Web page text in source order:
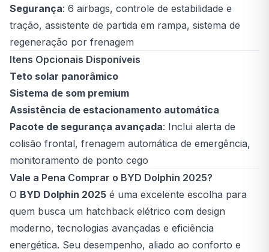
Segurança: 6 airbags, controle de estabilidade e
tração, assistente de partida em rampa, sistema de
regeneração por frenagem
Itens Opcionais Disponíveis
Teto solar panorâmico
Sistema de som premium
Assistência de estacionamento automática
Pacote de segurança avançada: Inclui alerta de
colisão frontal, frenagem automática de emergência,
monitoramento de ponto cego
Vale a Pena Comprar o BYD Dolphin 2025?
O BYD Dolphin 2025 é uma excelente escolha para
quem busca um hatchback elétrico com design
moderno, tecnologias avançadas e eficiência
energética. Seu desempenho, aliado ao conforto e